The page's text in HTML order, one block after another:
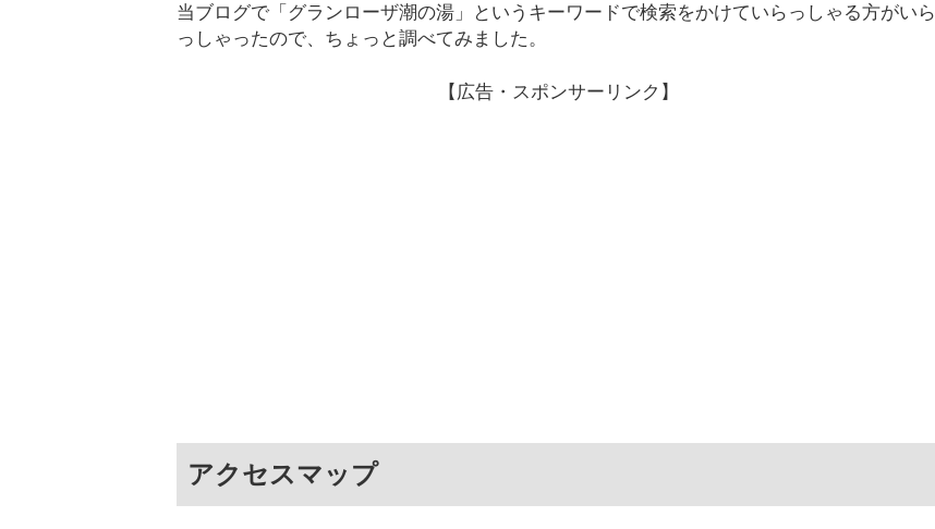
当ブログで「グランローザ潮の湯」というキーワードで検索をかけていらっしゃる方がいら
っしゃったので、ちょっと調べてみました。
【広告・スポンサーリンク】
アクセスマップ